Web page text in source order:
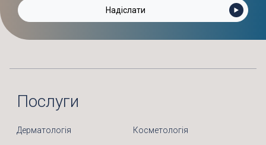
Послуги
Дерматологія Косметологія